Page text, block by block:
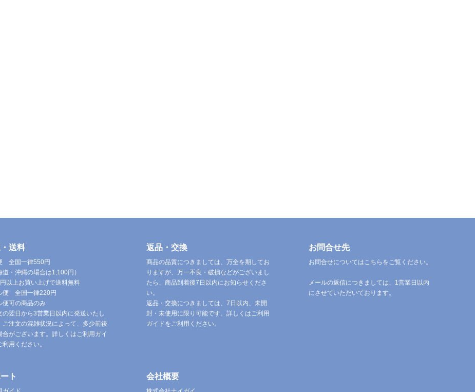
送料
全国一律550円
道・沖縄の場合は1,100円）
以上お買い上げで送料無料
便 全国一律220円
便可の商品のみ
の翌日から3営業日以内に発送いたし
ご注文の混雑状況によって、多少前後
合がございます。詳しくはご利用ガイ
利用ください。
返品・交換
商品の品質につきましては、万全を期してお
りますが、万一不良・破損などがございまし
たら、商品到着後7日以内にお知らせくださ
い。
返品・交換につきましては、7日以内、未開
封・未使用に限り可能です。詳しくはご利用
ガイドをご利用ください。
お問合せ先
お問合せについてはこちらをご覧ください。
メールの返信につきましては、1営業日以内
にさせていただいております。
ト 会社概要